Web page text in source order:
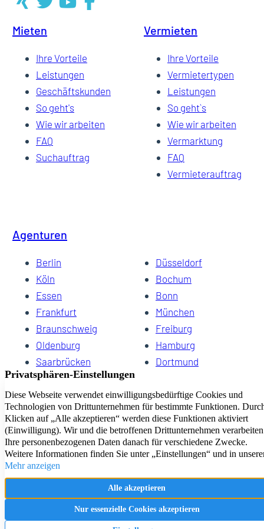
Mieten
Ihre Vorteile
Leistungen
Geschäftskunden
So geht's
Wie wir arbeiten
FAQ
Suchauftrag
Vermieten
Ihre Vorteile
Vermietertypen
Leistungen
So geht`s
Wie wir arbeiten
Vermarktung
FAQ
Vermieterauftrag
Agenturen
Berlin
Düsseldorf
Köln
Bochum
Essen
Bonn
Frankfurt
München
Braunschweig
Freiburg
Oldenburg
Hamburg
Saarbrücken
Dortmund
Hannover
Dresden
Kiel
Wuppertal
Bremen
HomeCompany eG Ihre Agenturen für Wohnen auf Zeit
Impressum Datenschutz Kontakt